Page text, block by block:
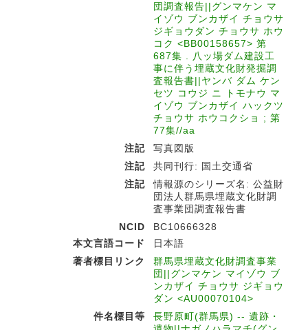
団調査報告||グンマケン マ
イゾウ ブンカザイ チョウサ
ジギョウダン チョウサ ホウ
コク <BB00158657> 第
687集 . 八ッ場ダム建設工
事に伴う埋蔵文化財発掘調
査報告書||ヤンバ ダム ケン
セツ コウジ ニ トモナウ マ
イゾウ ブンカザイ ハックツ
チョウサ ホウコクショ ; 第
77集//aa
注記
写真図版
注記
共同刊行: 国土交通省
注記
情報源のシリーズ名: 公益財
団法人群馬県埋蔵文化財調
査事業団調査報告書
NCID
BC10666328
本文言語コード
日本語
著者標目リンク
群馬県埋蔵文化財調査事業
団||グンマケン マイゾウ ブ
ンカザイ チョウサ ジギョウ
ダン <AU00070104>
件名標目等
長野原町(群馬県) -- 遺跡・